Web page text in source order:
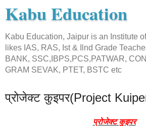
Kabu Education
Kabu Education, Jaipur is an Institute
likes IAS, RAS, Ist & Ilnd Grade
BANK, SSC,IBPS,PCS,PATWAR,
GRAM SEVAK, PTET, BSTC etc
प्रोजेक्ट कुइपर(Project
प्रोजेक्ट कुइपर